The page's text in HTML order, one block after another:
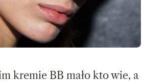
kremie BB mało kto wie, a